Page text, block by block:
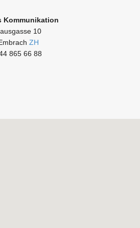
Kommunikation
10
ZH
865 66 88